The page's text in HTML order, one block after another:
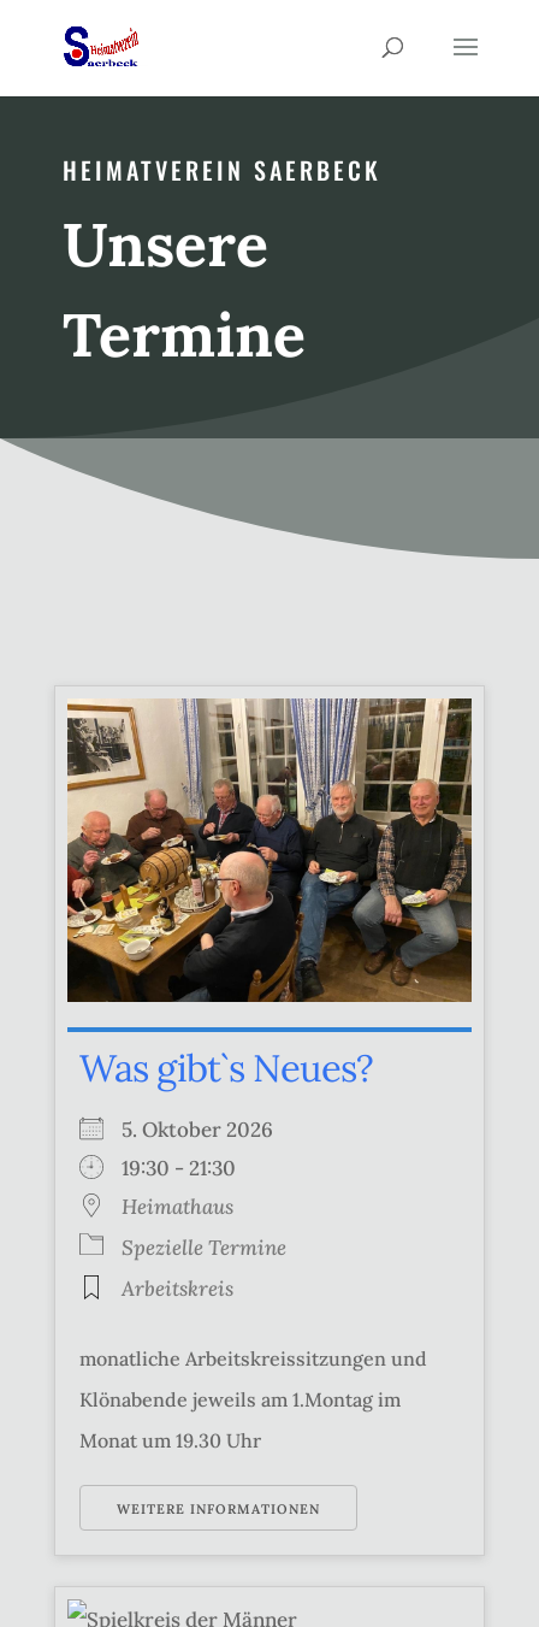
HEIMATVEREIN SAERBECK
Unsere
Termine
Was gibt`s Neues?
5. Oktober 2026
19:30 - 21:30
Heimathaus
Spezielle Termine
Arbeitskreis
monatliche Arbeitskreissitzungen und
Klönabende jeweils am 1.Montag im
Monat um 19.30 Uhr
WEITERE INFORMATIONEN